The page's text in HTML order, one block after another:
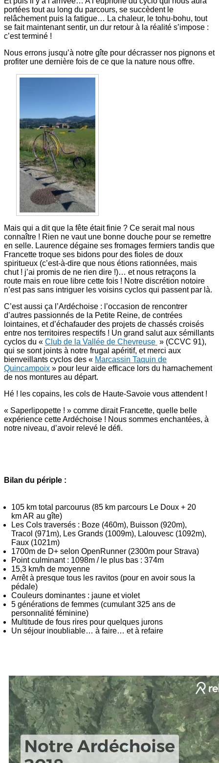
portées tout au long du parcours, se succèdent le
relâchement puis la fatigue… La chaleur, le tohu-bohu, tout
se fait maintenant sentir, un dur retour à la réalité s’impose :
c’est terminé !
Nous errons jusqu’à notre gîte pour décrasser nos pignons et
profiter une dernière fois de ce que la nature nous offre.
Mais qui a dit que la fête était finie ? Ce serait mal nous
connaître ! Rien ne vaut une bonne douche pour se remettre
en selle. Laurence dégaine ses fromages fermiers tandis que
Francette troque ses bidons pour des fioles de doux
spiritueux (c’est-à-dire que nous étions rationnées, mais
chut ! j’ai promis de ne rien dire !)… et nous retraçons la
route mais en roue libre cette fois ! Notre discrétion notoire
n’est pas sans intriguer les voisins cyclos qui passent par là.
C’est aussi ça l’Ardéchoise : l’occasion de rencontrer
d’autres passionnés de la Petite Reine, de contrées
lointaines, et d’échafauder des projets de chassés croisés
entre nos territoires respectifs ! Un grand salut aux sémillants
cyclos du « Club de la Vallée de Chevreuse » (CCVC 91),
qui se sont joints à notre frugal apéritif, et merci aux
bienveillants cyclos des « Marcassin Taquin de
Quincampoix » pour leur aide efficace lors du harnachement
de nos montures au départ.
Hé ! les copains, les cols de Haute-Savoie vous attendent !
« Saperlipopette ! » comme dirait Francette, quelle belle
expérience cette Ardéchoise ! Nous sommes enchantées, à
notre niveau, d’avoir relevé le défi.
Bilan du périple :
105 km total parcourus (85 km parcours Le Doux + 20
km AR au gîte)
Les Cols traversés : Boze (460m), Buisson (920m),
Tracol (971m), Les Grands (1009m), Lalouvesc (1092m),
Faux (1021m)
1700m de D+ selon OpenRunner (2300m pour Strava)
Point culminant : 1098m / le plus bas : 374m
15,3 km/h de moyenne
Arrêt à presque tous les ravitos (pour en avoir sous la
pédale)
Couleurs dominantes : jaune et violet
5 générations de femmes (cumulant 325 ans de
personnalité féminine)
Multitude de fous rires pour quelques jurons
Un séjour inoubliable… à faire… et à refaire